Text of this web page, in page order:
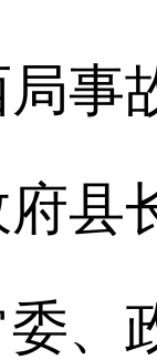
局事
府县
委、